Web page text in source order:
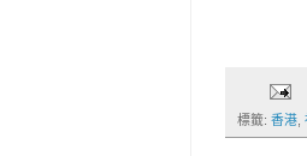
標籤: 香港